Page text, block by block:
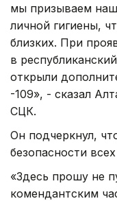
мы призываем
личной гигиены,
близких. При
в
открыли
-109», - сказал
СЦК.
Он подчеркнул,
безопасности
«Здесь прошу не
комендантским